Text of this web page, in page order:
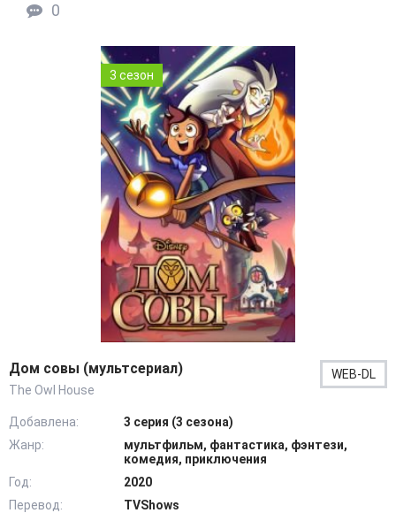
0
3 сезон
Дом совы (мультсериал)
The Owl House
WEB-DL
Добавлена:
3 серия (3 сезона)
Жанр:
мультфильм, фантастика, фэнтези,
комедия, приключения
Год:
2020
Перевод:
TVShows